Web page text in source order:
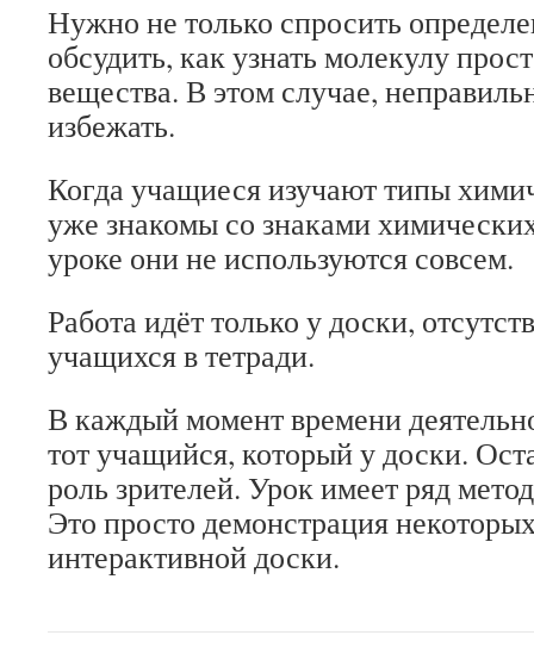
Нужно не только спросить
обсудить, как узнать молекулу
вещества. В этом случае,
избежать.
Когда учащиеся изучают типы
уже знакомы со знаками
уроке они не используются совсем.
Работа идёт только у доски,
учащихся в тетради.
В каждый момент времени
тот учащийся, который у доски.
роль зрителей. Урок имеет ряд
Это просто демонстрация
интерактивной доски.